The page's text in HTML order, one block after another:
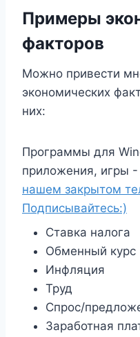
Примеры
факторов
Можно привести
экономических
них:
Программы для
приложения, игры
нашем закрытом
Подписывайтесь:)
Ставка налога
Обменный курс
Инфляция
Труд
Спрос/
Заработная